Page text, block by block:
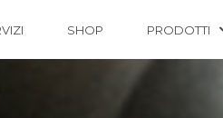
SHOP PRODOTTI